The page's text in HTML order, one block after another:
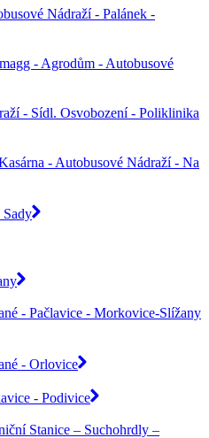
Nádraží - Palánek -
- Agrodům - Autobusové
- Sídl. Osvobození - Poliklinika
- Autobusové Nádraží - Na
- Pačlavice - Morkovice-Slížany
- Orlovice
- Podivice
Stanice – Suchohrdly –